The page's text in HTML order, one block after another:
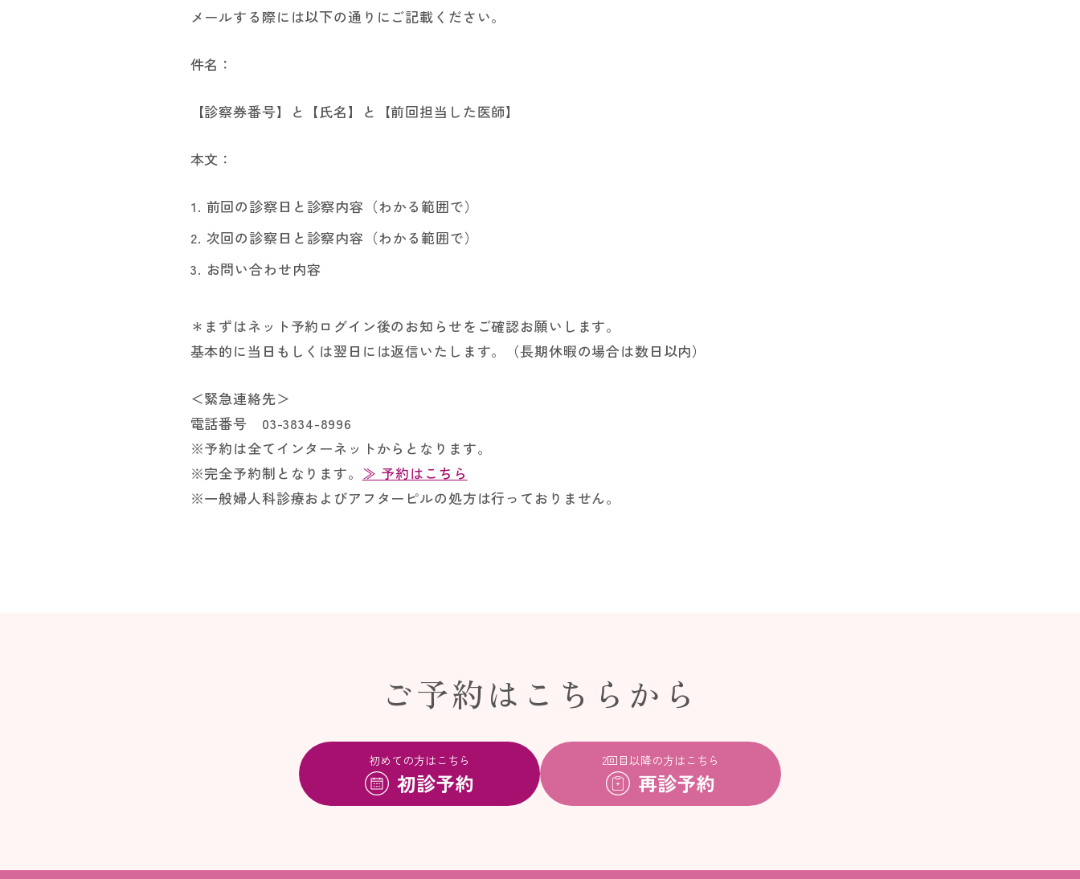
メールする際には以下の通りにご記載ください。
件名：
【診察券番号】と【氏名】と【前回担当した医師】
本文：
前回の診察日と診察内容（わかる範囲で）
次回の診察日と診察内容（わかる範囲で）
お問い合わせ内容
＊まずはネット予約ログイン後のお知らせをご確認お願いします。
基本的に当日もしくは翌日には返信いたします。（長期休暇の場合は数日以内）
＜緊急連絡先＞
電話番号 03-3834-8996
※予約は全てインターネットからとなります。
※完全予約制となります。 ≫ 予約はこちら
※一般婦人科診療およびアフターピルの処方は行っておりません。
ご予約はこちらから
初めての方はこちら
初診予約
2回目以降の方はこちら
再診予約